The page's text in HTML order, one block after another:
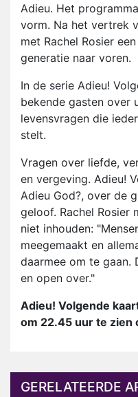
Adieu. Het
vorm. Na het vertrek
met Rachel Rosier
generatie naar voren.
In de serie Adieu!
bekende gasten over
levensvragen die
stelt.
Vragen over liefde,
en vergeving. Adieu!
Adieu God?, over de
geloof. Rachel Rosier
niet inhouden:
meegemaakt en
daarmee om te gaan.
en open over."
Adieu! Volgende
om 22.45 uur te zien
GERELATEERDE